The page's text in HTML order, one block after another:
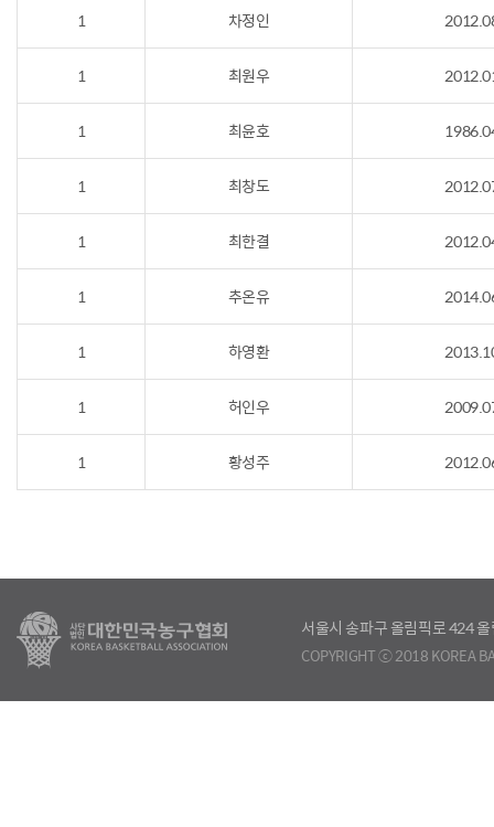
1 차정인
1 최원우
1 최윤호
1 최창도
1 최한결
1 추온유
1 하영환
1 허인우
1 황성주
서울시 송파구 올림픽로 424
COPYRIGHT ⓒ 2018 KOREA